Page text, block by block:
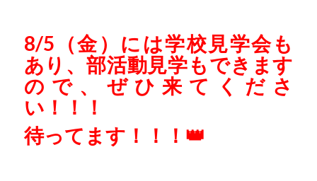
8/5（金）には学校見学会も
あり、部活動見学もできます
ので、ぜひ来てくださ
い！！！
待ってます！！！👑